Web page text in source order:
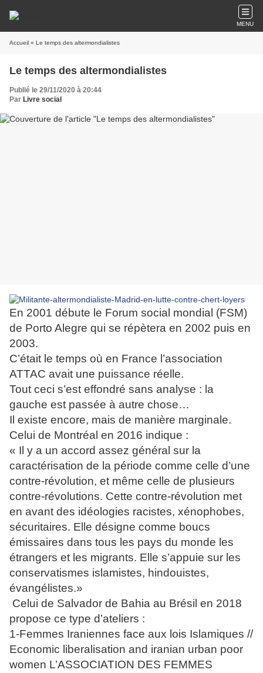
MENU
Accueil » Le temps des altermondialistes
Le temps des altermondialistes
Publié le 29/11/2020 à 20:44
Par Livre social
En 2001 débute le Forum social mondial (FSM)
de Porto Alegre qui se répètera en 2002 puis en
2003.
C’était le temps où en France l’association
ATTAC avait une puissance réelle.
Tout ceci s’est effondré sans analyse : la
gauche est passée à autre chose…
Il existe encore, mais de manière marginale.
Celui de Montréal en 2016 indique :
« Il y a un accord assez général sur la
caractérisation de la période comme celle d’une
contre-révolution, et même celle de plusieurs
contre-révolutions. Cette contre-révolution met
en avant des idéologies racistes, xénophobes,
sécuritaires. Elle désigne comme boucs
émissaires dans tous les pays du monde les
étrangers et les migrants. Elle s’appuie sur les
conservatismes islamistes, hindouistes,
évangélistes.»
Celui de Salvador de Bahia au Brésil en 2018
propose ce type d’ateliers :
1-Femmes Iraniennes face aux lois Islamiques //
Economic liberalisation and iranian urban poor
women L’ASSOCIATION DES FEMMES